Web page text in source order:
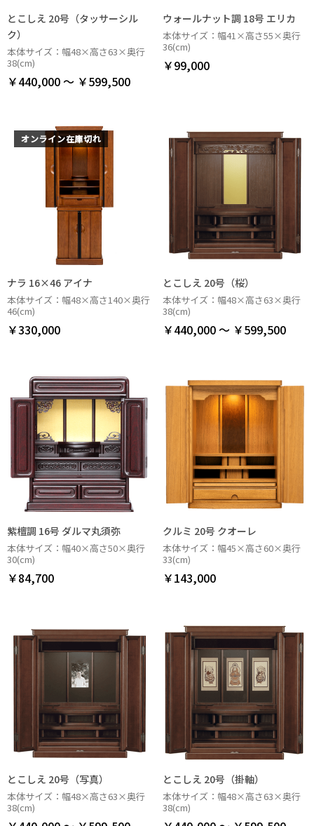
とこしえ 20号（タッサーシル
ク）
本体サイズ：幅48×高さ63×奥行
38(cm)
￥440,000 ～ ￥599,500
ウォールナット調 18号 エリカ
本体サイズ：幅41×高さ55×奥行
36(cm)
￥99,000
オンライン在庫切れ
ナラ 16×46 アイナ
本体サイズ：幅48×高さ140×奥行
46(cm)
￥330,000
とこしえ 20号（桜）
本体サイズ：幅48×高さ63×奥行
38(cm)
￥440,000 ～ ￥599,500
紫檀調 16号 ダルマ丸須弥
本体サイズ：幅40×高さ50×奥行
30(cm)
￥84,700
クルミ 20号 クオーレ
本体サイズ：幅45×高さ60×奥行
33(cm)
￥143,000
とこしえ 20号（写真）
本体サイズ：幅48×高さ63×奥行
38(cm)
とこしえ 20号（掛軸）
本体サイズ：幅48×高さ63×奥行
38(cm)